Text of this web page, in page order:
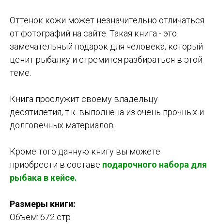
Оттенок кожи может незначительно отличаться
от фотографий на сайте. Такая книга - это
замечательный подарок для человека, который
ценит рыбалку и стремится разбираться в этой
теме.
Книга прослужит своему владельцу
десятилетия, т.к. выполнена из очень прочных и
долговечных материалов.
Кроме того данную книгу вы можете
приобрести в составе подарочного набора для
рыбака в кейсе.
Размеры книги:
Объём: 672 стр